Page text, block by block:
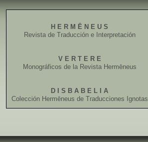
H E R M Ē N E U S
Revista de Traducción e Interpretación
V E R T E R E
Monográficos de la Revista Hermēneus
D I S B A B E L I A
Colección Hermēneus de Traducciones Ignotas